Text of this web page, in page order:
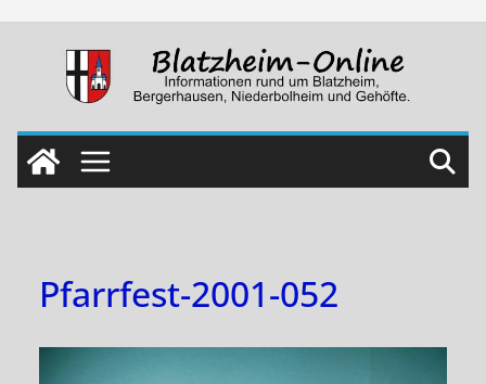
Skip
content
Pfarrfest-2001-052